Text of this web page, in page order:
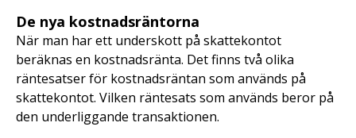
De nya kostnadsräntorna
När man har ett underskott på skattekontot
beräknas en kostnadsränta. Det finns två olika
räntesatser för kostnadsräntan som används på
skattekontot. Vilken räntesats som används beror på
den underliggande transaktionen.